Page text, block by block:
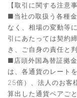
【取引に関する注意事
■当社の取扱う各種
なく、相場の変動等
引にあたっては契約
き、ご自身の責任と
■店頭外国為替証拠
は、各通貨のレート
25倍）、法人のお客
算出した通貨ペアご